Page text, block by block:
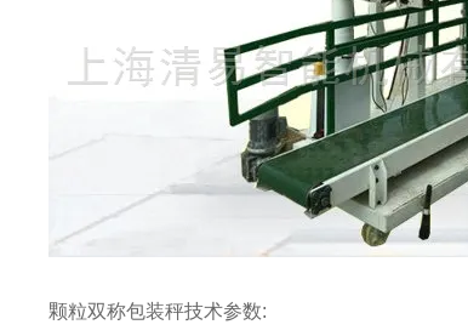
颗粒双称包装秤技术参数: